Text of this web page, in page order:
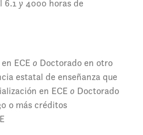
6.1y 4000 horas de
ECE o Doctorado en otro
estatal de enseñanza que
en ECE o Doctorado
o más créditos